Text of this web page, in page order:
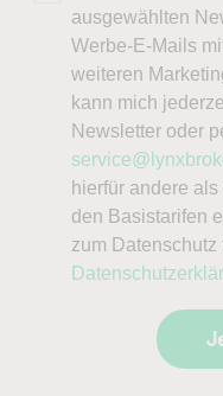
ausgewählten
Werbe-E-Mails
weiteren
kann mich
Newsletter oder
hierfür andere
den Basistarifen
zum